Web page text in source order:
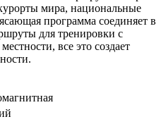
мира, национальные
программа соединяет в
для тренировки с
все это создает